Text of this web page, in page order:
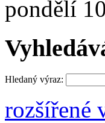
pondělí
Hledaný výraz:
rozšířené